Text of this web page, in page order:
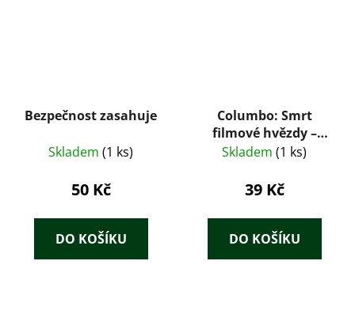
Bezpečnost zasahuje
Skladem (1 ks)
50 Kč
DO KOŠÍKU
Columbo: Smrt
filmové hvězdy –
William Harrington
Skladem (1 ks)
39 Kč
DO KOŠÍKU